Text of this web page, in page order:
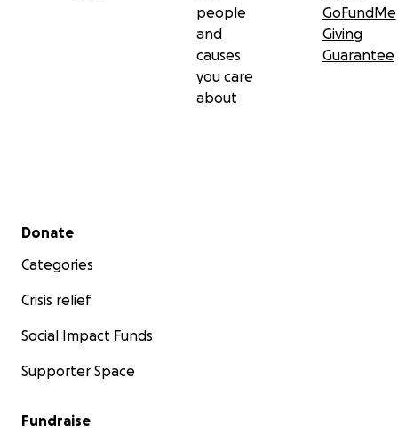
people
and
causes
you care
about
GoFundMe
Giving
Guarantee
Secondary menu
Donate
Categories
Crisis relief
Social Impact Funds
Supporter Space
Fundraise